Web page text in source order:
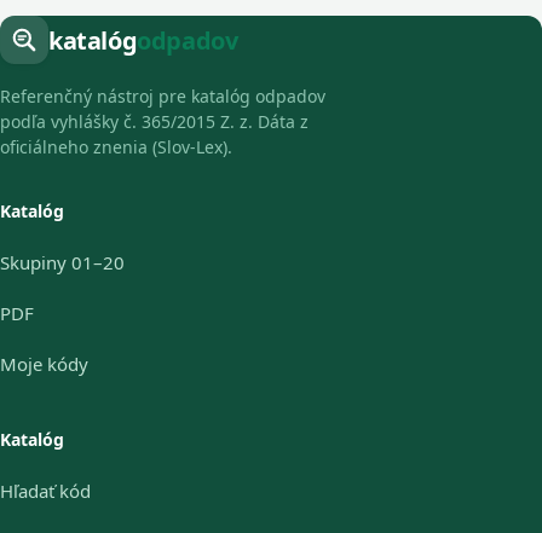
katalógodpadov
Referenčný nástroj pre katalóg odpadov
podľa vyhlášky č. 365/2015 Z. z. Dáta z
oficiálneho znenia (Slov-Lex).
Katalóg
Skupiny 01–20
PDF
Moje kódy
Katalóg
Hľadať kód